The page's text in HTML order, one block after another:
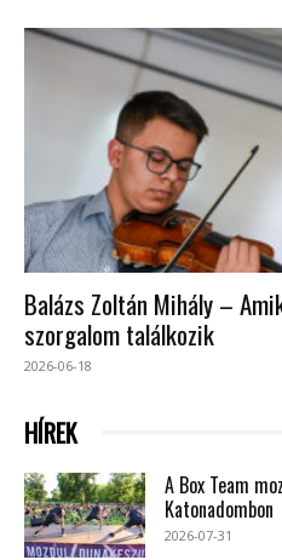
Balázs Zoltán Mihály –
szorgalom találkozik
2026-06-18
HÍREK
A Box Team
Katonadombon
2026-07-31